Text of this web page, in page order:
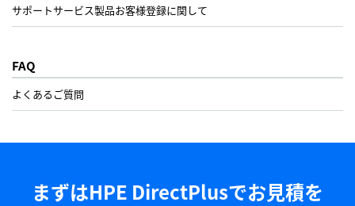
サポートサービス製品お客様登録に関して
FAQ
よくあるご質問
まずはHPE DirectPlusでお見積を